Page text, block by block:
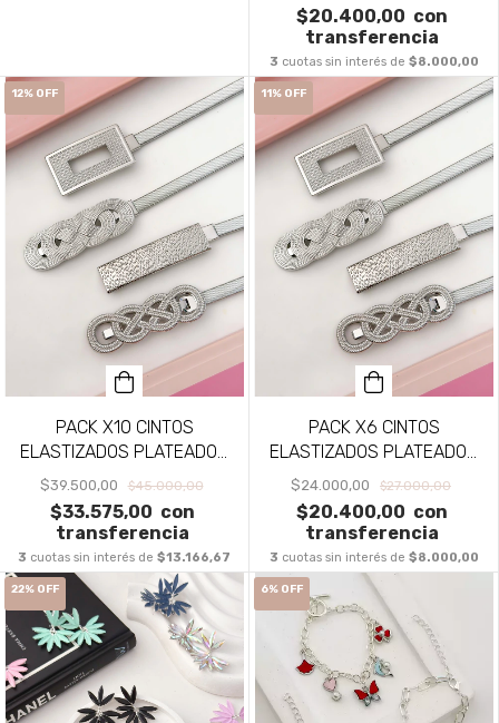
$20.400,00 con
transferencia
3 cuotas sin interés de $8.000,00
12% OFF
PACK X10 CINTOS
ELASTIZADOS PLATEADOS
PA1676
$39.500,00 $45.000,00
$33.575,00 con
transferencia
3 cuotas sin interés de $13.166,67
11 % OFF
PACK X6 CINTOS
ELASTIZADOS PLATEADOS
PA1675
$24.000,00 $27.000,00
$20.400,00 con
transferencia
3 cuotas sin interés de $8.000,00
22% OFF 6% OFF